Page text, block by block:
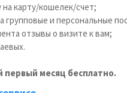
карту/кошелек/счет;
групповые и персональные
отзывы о визите к вам;
первый месяц бесплатно.